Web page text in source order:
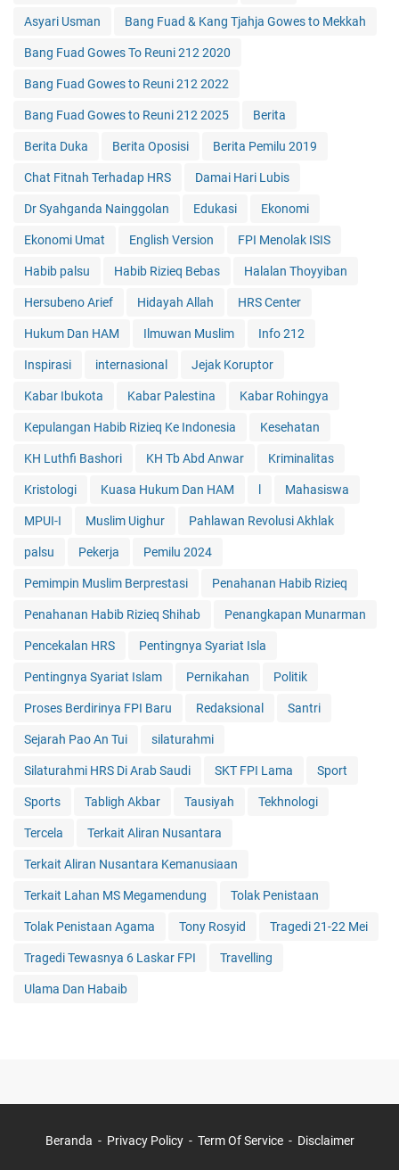
Asyari Usman Bang Fuad & Kang Tjahja Gowes to Mekkah
Bang Fuad Gowes To Reuni 212 2020
Bang Fuad Gowes to Reuni 212 2022
Bang Fuad Gowes to Reuni 212 2025 Berita
Berita Duka Berita Oposisi Berita Pemilu 2019
Chat Fitnah Terhadap HRS Damai Hari Lubis
Dr Syahganda Nainggolan Edukasi Ekonomi
Ekonomi Umat English Version FPI Menolak ISIS
Habib palsu Habib Rizieq Bebas Halalan Thoyyiban
Hersubeno Arief Hidayah Allah HRS Center
Hukum Dan HAM Ilmuwan Muslim Info 212
Inspirasi internasional Jejak Koruptor
Kabar Ibukota Kabar Palestina Kabar Rohingya
Kepulangan Habib Rizieq Ke Indonesia Kesehatan
KH Luthfi Bashori KH Tb Abd Anwar Kriminalitas
Kristologi Kuasa Hukum Dan HAM Mahasiswa
MPUI-I Muslim Uighur Pahlawan Revolusi Akhlak
palsu Pekerja Pemilu 2024
Pemimpin Muslim Berprestasi Penahanan Habib Rizieq
Penahanan Habib Rizieq Shihab Penangkapan Munarman
Pencekalan HRS Pentingnya Syariat Isla
Pentingnya Syariat Islam Pernikahan Politik
Proses Berdirinya FPI Baru Redaksional Santri
Sejarah Pao An Tui silaturahmi
Silaturahmi HRS Di Arab Saudi SKT FPI Lama Sport
Sports Tabligh Akbar Tausiyah Tekhnologi
Tercela Terkait Aliran Nusantara
Terkait Aliran Nusantara Kemanusiaan
Terkait Lahan MS Megamendung Tolak Penistaan
Tolak Penistaan Agama Tony Rosyid Tragedi 21-22 Mei
Tragedi Tewasnya 6 Laskar FPI Travelling
Ulama Dan Habaib
Beranda Privacy Policy Term Of Service Disclaimer